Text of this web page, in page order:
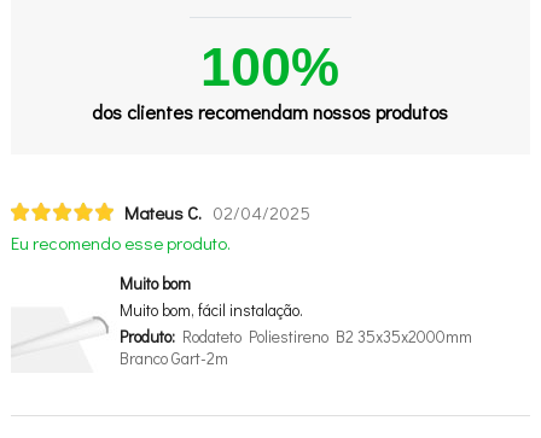
100%
dos clientes recomendam nossos produtos
Mateus C. 02/04/2025
Eu recomendo esse produto.
Muito bom
Muito bom, fácil instalação.
Produto:Rodateto Poliestireno B2 35x35x2000mm
Branco Gart-2m